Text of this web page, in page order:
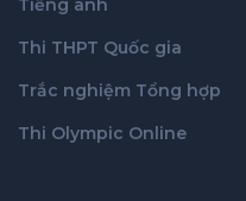
Tiếng anh
Thi THPT Quốc gia
Trắc nghiệm Tổng hợp
Thi Olympic Online